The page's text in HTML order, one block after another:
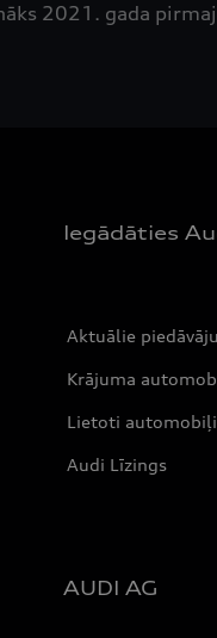
2021. gada
Iegādāties
Aktuālie
Krājuma
Lietoti automobiļi
Audi Līzings
AUDI AG